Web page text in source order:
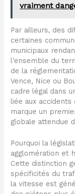
vraiment
Par ailleurs, des
certaines
municipaux
l’ensemble du
de la
Vence, Nice ou
cadre légal dans
liée aux
marque un
globale attendue
Pourquoi la
agglomération et
Cette distinction
spécificités du
la vitesse est